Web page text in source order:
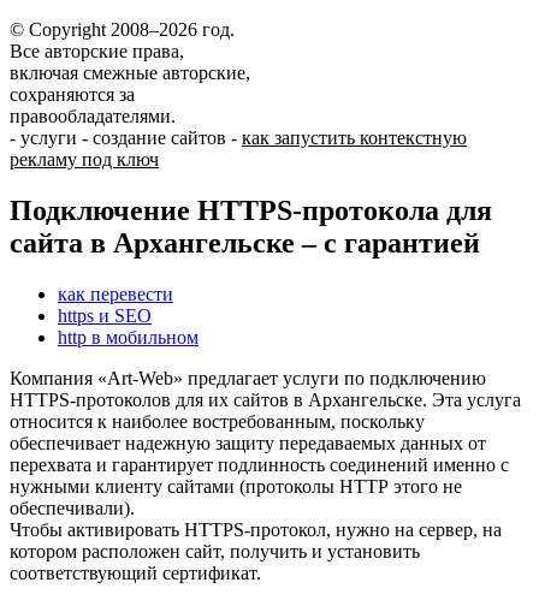
© Copyright 2008–2026 год.
Все авторские права,
включая смежные авторские,
сохраняются за
правообладателями.
- услуги - создание сайтов - как запустить контекстную
рекламу под ключ
Подключение HTTPS-протокола для
сайта в Архангельске – с гарантией
как перевести
https и SEO
http в мобильном
Компания «Art-Web» предлагает услуги по подключению
HTTPS-протоколов для их сайтов в Архангельске. Эта услуга
относится к наиболее востребованным, поскольку
обеспечивает надежную защиту передаваемых данных от
перехвата и гарантирует подлинность соединений именно с
нужными клиенту сайтами (протоколы НТТР этого не
обеспечивали).
Чтобы активировать HTTPS-протокол, нужно на сервер, на
котором расположен сайт, получить и установить
соответствующий сертификат.